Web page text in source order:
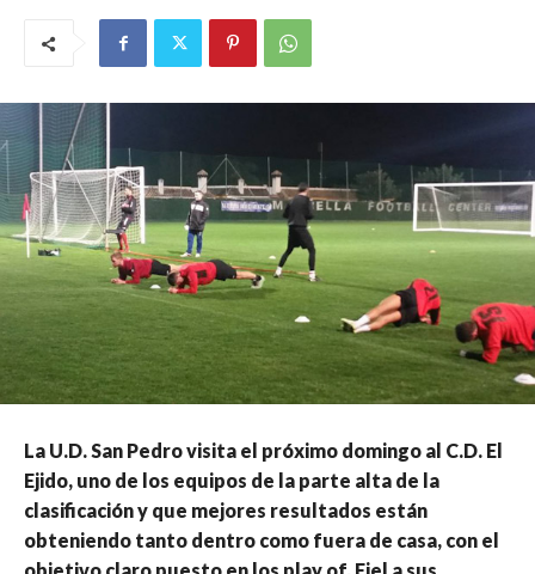
La U.D. San Pedro visita el próximo domingo al C.D. El
Ejido, uno de los equipos de la parte alta de la
clasificación y que mejores resultados están
obteniendo tanto dentro como fuera de casa, con el